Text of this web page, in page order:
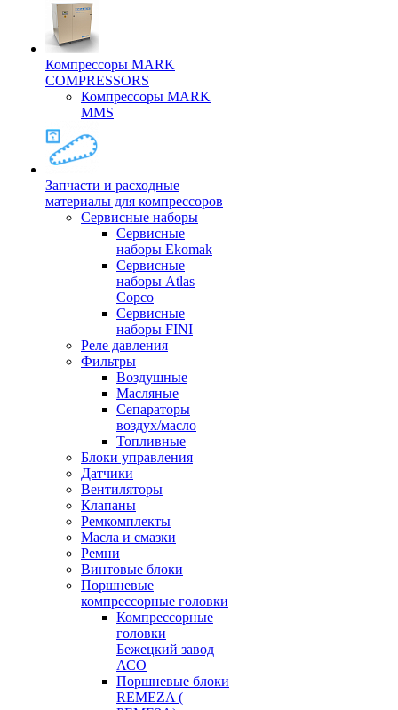
Компрессоры MARK
COMPRESSORS
Компрессоры MARK
MMS
Запчасти и расходные
материалы для компрессоров
Cервисные наборы
Сервисные
наборы Ekomak
Cервисные
наборы Atlas
Copco
Сервисные
наборы FINI
Реле давления
Фильтры
Воздушные
Масляные
Сепараторы
воздух/масло
Топливные
Блоки управления
Датчики
Вентиляторы
Клапаны
Ремкомплекты
Масла и смазки
Ремни
Винтовые блоки
Поршневые
компрессорные головки
Компрессорные
головки
Бежецкий завод
АСО
Поршневые блоки
REMEZA (